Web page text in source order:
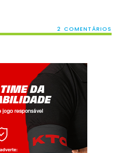
2 COMENTÁRIOS